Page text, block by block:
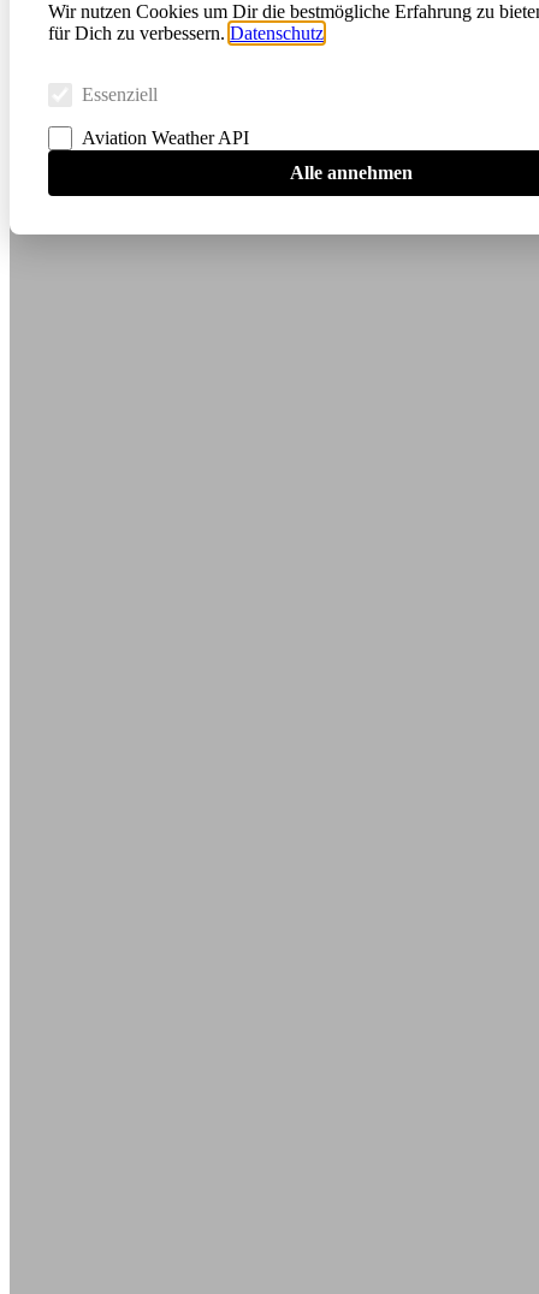
Wir nutzen Cookies um Dir die bestmögliche Erfahrung zu
für Dich zu verbessern. Datenschutz
Essenziell
Aviation Weather API
Alle annehmen